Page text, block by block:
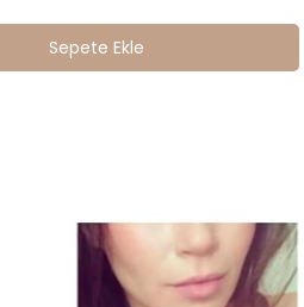
Sepete Ekle